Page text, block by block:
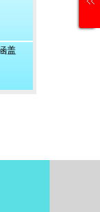
盖